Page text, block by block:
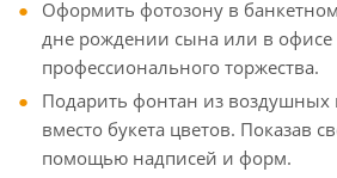
Оформить фотозону в
дне рождении сына или в офисе
профессионального торжества.
Подарить фонтан из
вместо букета цветов. Показав
помощью надписей и форм.